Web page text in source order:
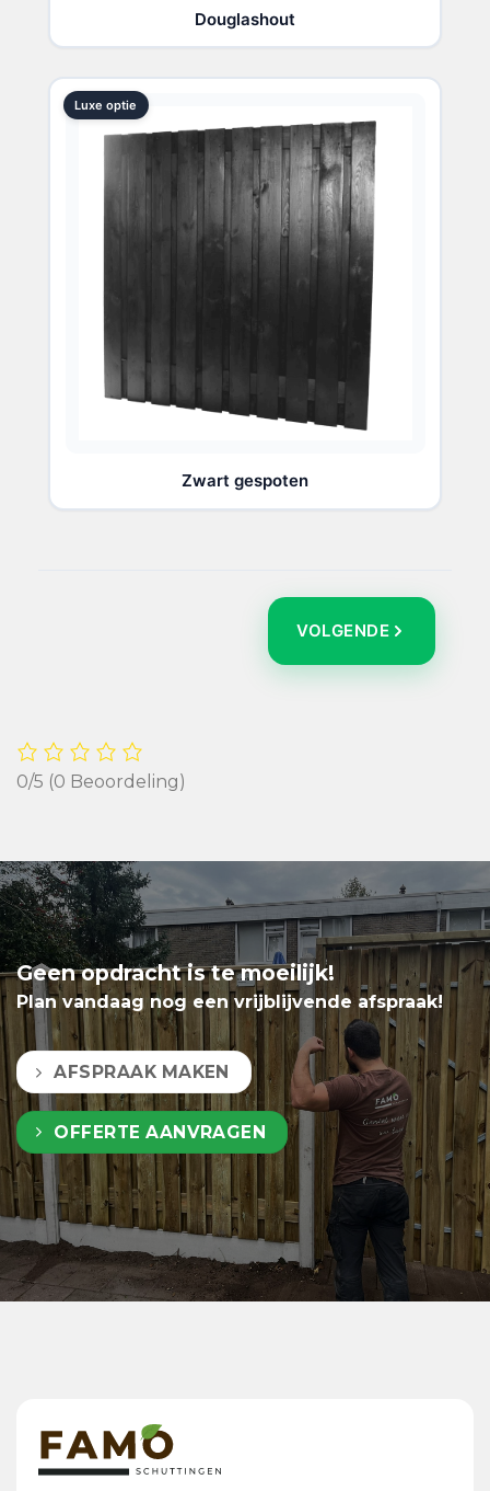
Douglashout
Luxe optie
Zwart gespoten
VOLGENDE
0/5 (0 Beoordeling)
Geen opdracht is te moeilijk!
Plan vandaag nog een vrijblijvende afspraak!
AFSPRAAK MAKEN
OFFERTE AANVRAGEN